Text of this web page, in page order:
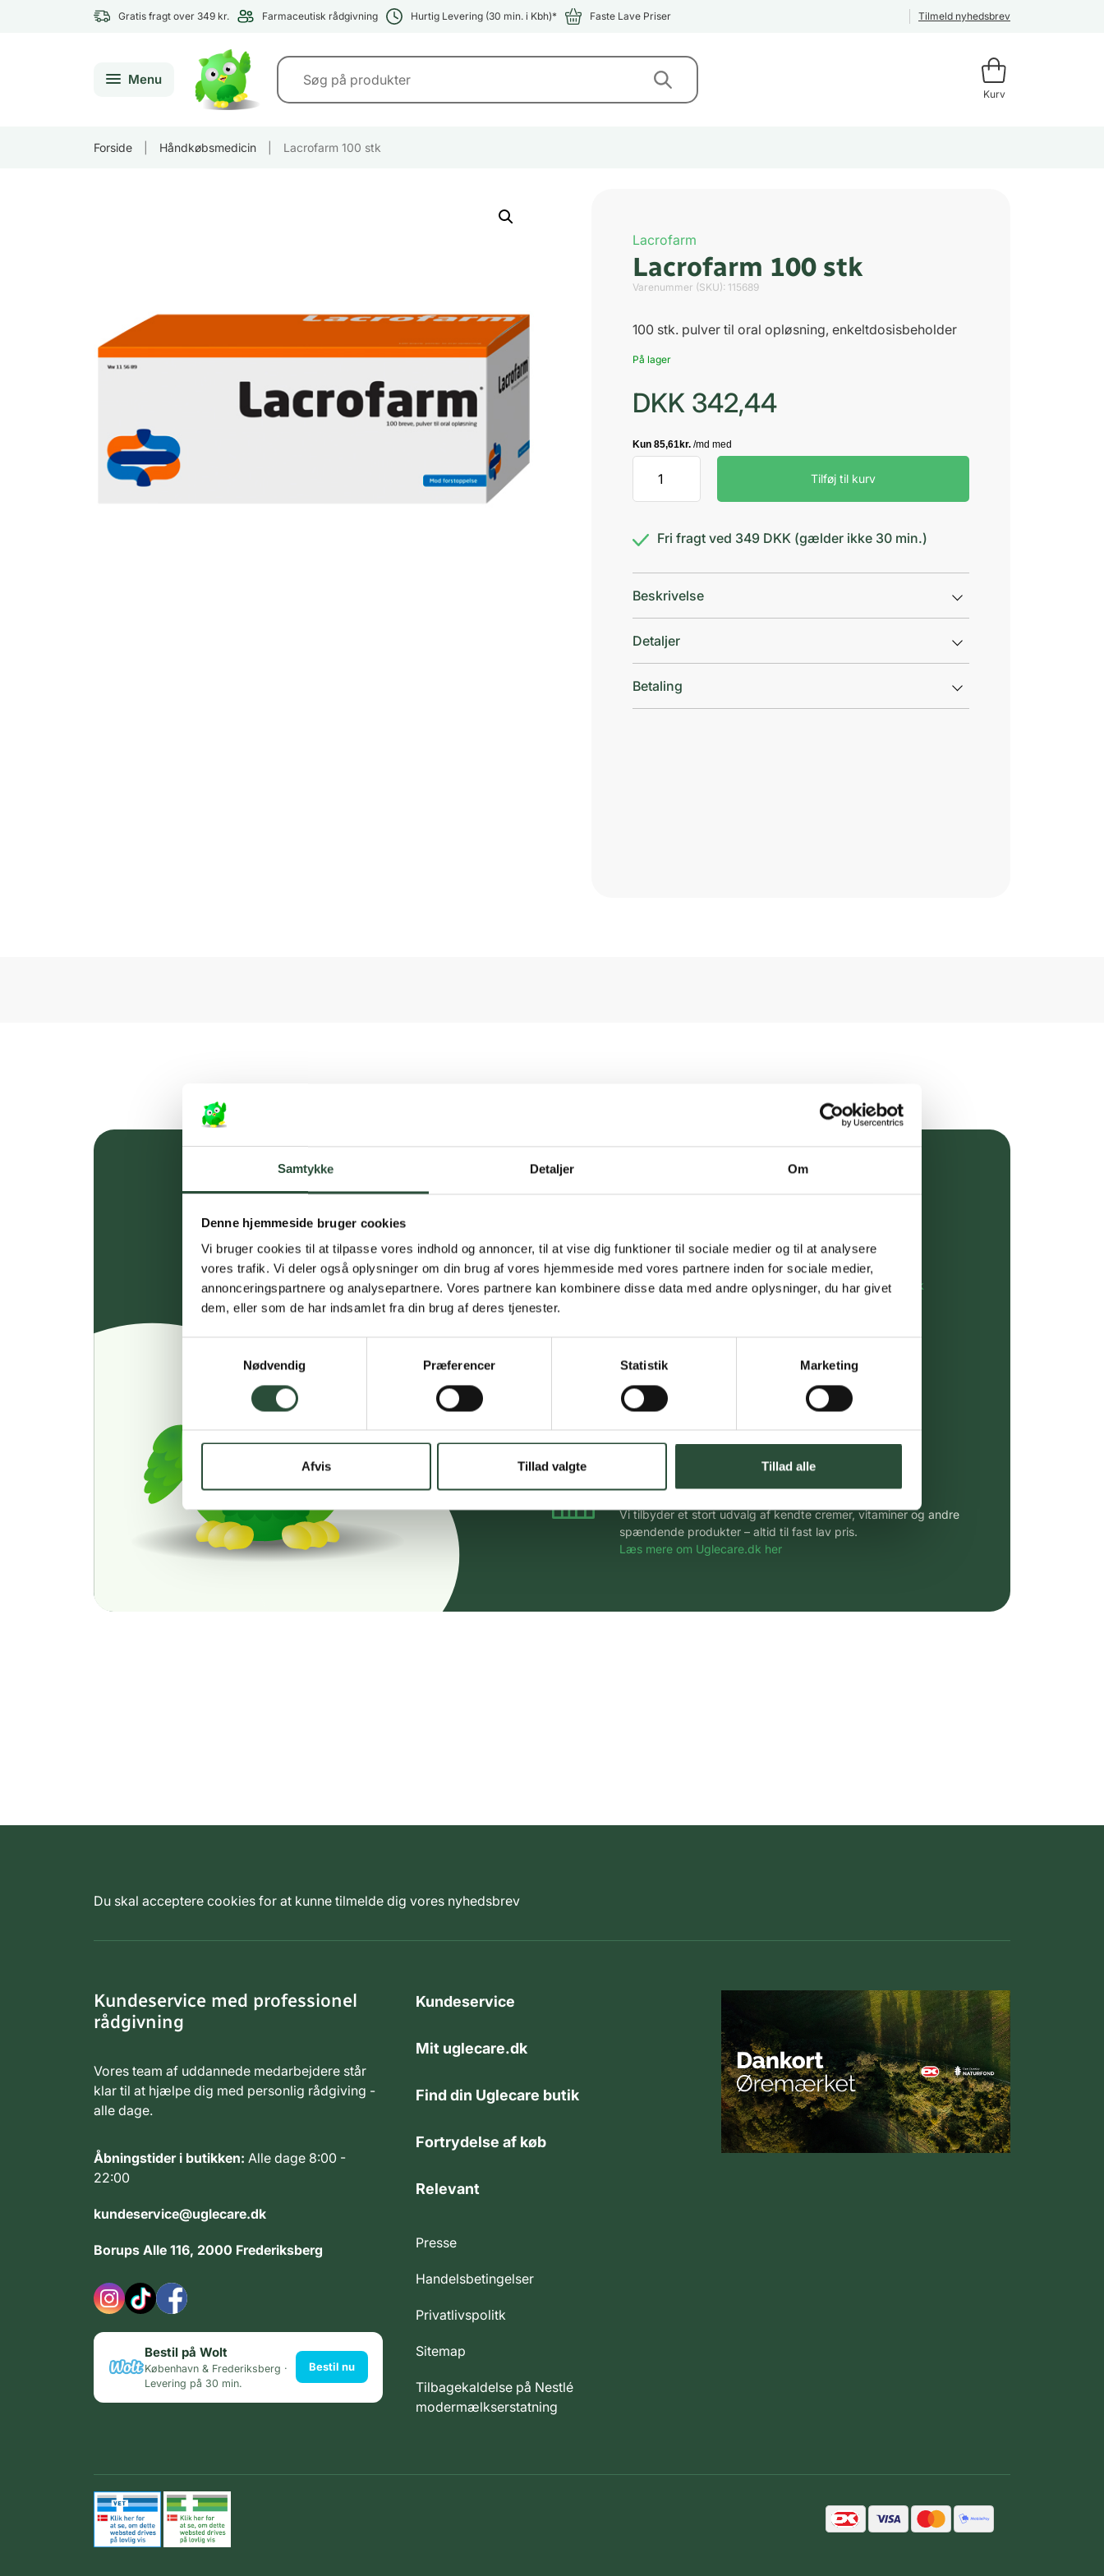
Samtykke Detaljer Om
Denne hjemmeside bruger cookies
Vi bruger cookies til at tilpasse vores indhold og annoncer, til at vise dig funktioner til sociale medier og til at analysere
vores trafik. Vi deler også oplysninger om din brug af vores hjemmeside med vores partnere inden for sociale medier,
annonceringspartnere og analysepartnere. Vores partnere kan kombinere disse data med andre oplysninger, du har givet
dem, eller som de har indsamlet fra din brug af deres tjenester.
Nødvendig
Præferencer Statistik Marketing
Afvis Tillad valgte Tillad alle
Gratis fragt over 349 kr. Farmaceutisk rådgivning Hurtig Levering (30 min. i Kbh)* Faste Lave Priser Tilmeld nyhedsbrev
Menu
Kurv
Forside Håndkøbsmedicin Lacrofarm 100 stk
Lacrofarm
Lacrofarm 100 stk
Varenummer (SKU): 115689
100 stk. pulver til oral opløsning, enkeltdosisbeholder
På lager
DKK 342,44
stk
Tilføj til kurv
Fri fragt ved 349 DKK (gælder ikke 30 min.)
Beskrivelse
Detaljer
Betaling
Gratis fragt over 349 kr.
Personlig rådgivning
Få hjælp til din webordre på:kundeservice@uglecare.dk
Hurtig levering (30 min. i Kbh)
Hurtigt leveringen via GLS, og DAO
Faste lave priser*
Stort udvalg af kendte produkter
Vi tilbyder et stort udvalg af kendte cremer, vitaminer og andre
spændende produkter – altid til fast lav pris.
Læs mere om Uglecare.dk her
Du skal acceptere cookies for at kunne tilmelde dig vores nyhedsbrev
Kundeservice med professionel
rådgivning
Vores team af uddannede medarbejdere står
klar til at hjælpe dig med personlig rådgiving -
alle dage.
Åbningstider i butikken: Alle dage 8:00 -
22:00
kundeservice@uglecare.dk
Borups Alle 116, 2000 Frederiksberg
Bestil på Wolt
København & Frederiksberg ·
Levering på 30 min.
Bestil nu
Kundeservice
Mit uglecare.dk
Find din Uglecare butik
Fortrydelse af køb
Relevant
Presse
Handelsbetingelser
Privatlivspolitk
Sitemap
Tilbagekaldelse på Nestlé
modermælkserstatning